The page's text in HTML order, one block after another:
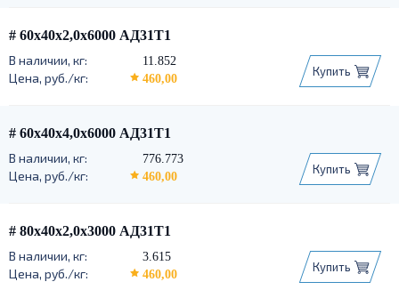
# 60х40х2,0х6000 АД31Т1
11.852
460,00
Купить
# 60х40х4,0х6000 АД31Т1
776.773
460,00
Купить
# 80х40х2,0х3000 АД31Т1
3.615
460,00
Купить